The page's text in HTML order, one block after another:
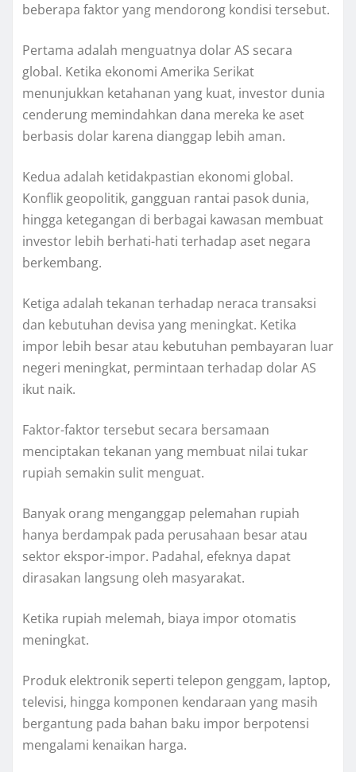
beberapa faktor yang mendorong kondisi tersebut.
Pertama adalah menguatnya dolar AS secara
global. Ketika ekonomi Amerika Serikat
menunjukkan ketahanan yang kuat, investor dunia
cenderung memindahkan dana mereka ke aset
berbasis dolar karena dianggap lebih aman.
Kedua adalah ketidakpastian ekonomi global.
Konflik geopolitik, gangguan rantai pasok dunia,
hingga ketegangan di berbagai kawasan membuat
investor lebih berhati-hati terhadap aset negara
berkembang.
Ketiga adalah tekanan terhadap neraca transaksi
dan kebutuhan devisa yang meningkat. Ketika
impor lebih besar atau kebutuhan pembayaran luar
negeri meningkat, permintaan terhadap dolar AS
ikut naik.
Faktor-faktor tersebut secara bersamaan
menciptakan tekanan yang membuat nilai tukar
rupiah semakin sulit menguat.
Banyak orang menganggap pelemahan rupiah
hanya berdampak pada perusahaan besar atau
sektor ekspor-impor. Padahal, efeknya dapat
dirasakan langsung oleh masyarakat.
Ketika rupiah melemah, biaya impor otomatis
meningkat.
Produk elektronik seperti telepon genggam, laptop,
televisi, hingga komponen kendaraan yang masih
bergantung pada bahan baku impor berpotensi
mengalami kenaikan harga.